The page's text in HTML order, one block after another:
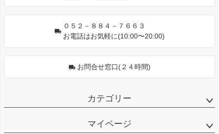
０５２－８８４－７６６３
お電話はお気軽に(10:00〜20:00)
お問合せ窓口(２４時間)
カテゴリー
マイページ